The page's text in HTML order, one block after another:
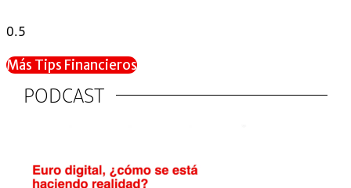
Más Tips Financieros
PODCAST